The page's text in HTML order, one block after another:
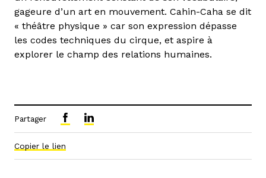
gageure d’un art en mouvement. Cahin-Caha se dit
« théâtre physique » car son expression dépasse
les codes techniques du cirque, et aspire à
explorer le champ des relations humaines.
Partager
Copier le lien